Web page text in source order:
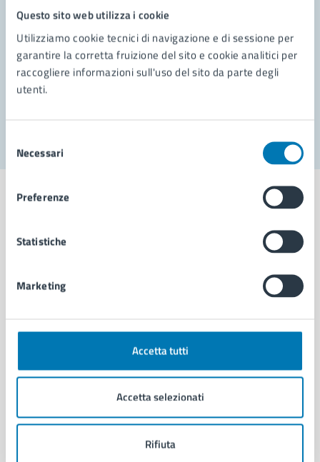
Questo sito web utilizza i cookie
Utilizziamo cookie tecnici di navigazione e di sessione per
garantire la corretta fruizione del sito e cookie analitici per
raccogliere informazioni sull'uso del sito da parte degli
utenti.
delNecessari
Preferenze
Statistiche
Marketing
Accetta tutti
Accetta selezionati
Rifiuta
Richiedi assistenza
Prenota appuntamento
Problemi in città
Comune di Napoli
AMMINISTRAZIONE
Organi di governo
Enti e fondazioni
Personale amministrativo
Intranet, posta aziendale e protocollo